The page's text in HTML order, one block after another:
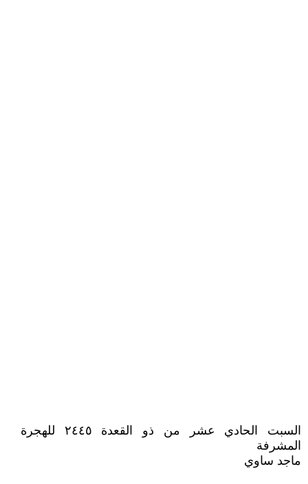
السبت الحادي عشر من ذو القعدة ٢٤٤٥ للهجرة
المشرفة
ماجد ساوي